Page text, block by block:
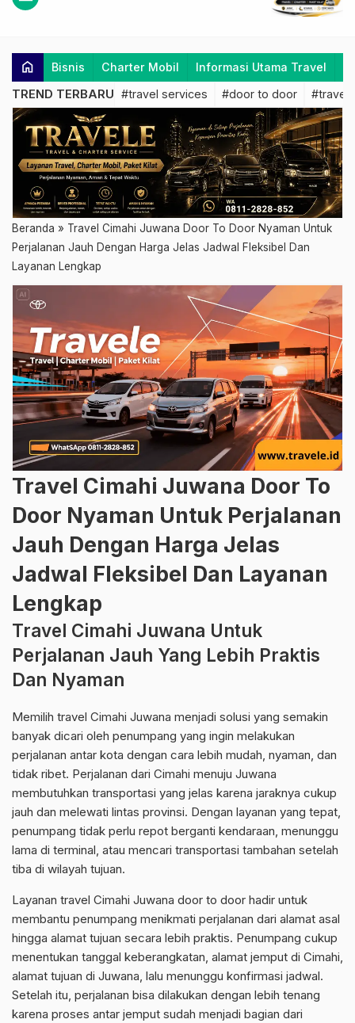
home Bisnis Charter Mobil Informasi Utama Travel
TREND TERBARU #travel services #door to door #travel
Beranda » Travel Cimahi Juwana Door To Door Nyaman Untuk
Perjalanan Jauh Dengan Harga Jelas Jadwal Fleksibel Dan
Layanan Lengkap
Travel Cimahi Juwana Door To
Door Nyaman Untuk Perjalanan
Jauh Dengan Harga Jelas
Jadwal Fleksibel Dan Layanan
Lengkap
Travel Cimahi Juwana Untuk
Perjalanan Jauh Yang Lebih Praktis
Dan Nyaman
Memilih travel Cimahi Juwana menjadi solusi yang semakin
banyak dicari oleh penumpang yang ingin melakukan
perjalanan antar kota dengan cara lebih mudah, nyaman, dan
tidak ribet. Perjalanan dari Cimahi menuju Juwana
membutuhkan transportasi yang jelas karena jaraknya cukup
jauh dan melewati lintas provinsi. Dengan layanan yang tepat,
penumpang tidak perlu repot berganti kendaraan, menunggu
lama di terminal, atau mencari transportasi tambahan setelah
tiba di wilayah tujuan.
Layanan travel Cimahi Juwana door to door hadir untuk
membantu penumpang menikmati perjalanan dari alamat asal
hingga alamat tujuan secara lebih praktis. Penumpang cukup
menentukan tanggal keberangkatan, alamat jemput di Cimahi,
alamat tujuan di Juwana, lalu menunggu konfirmasi jadwal.
Setelah itu, perjalanan bisa dilakukan dengan lebih tenang
karena proses antar jemput sudah menjadi bagian dari